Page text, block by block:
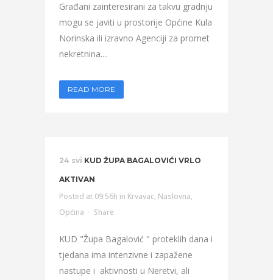
Građani zainteresirani za takvu gradnju
mogu se javiti u prostorije Općine Kula
Norinska ili izravno Agenciji za promet
nekretnina....
READ MORE
24 svi KUD ŽUPA BAGALOVIĆI VRLO
AKTIVAN
Posted at 09:56h in Krvavac, Naslovna,
Općina
Share
KUD "Župa Bagalović " proteklih dana i
tjedana ima intenzivne i zapažene
nastupe i aktivnosti u Neretvi, ali